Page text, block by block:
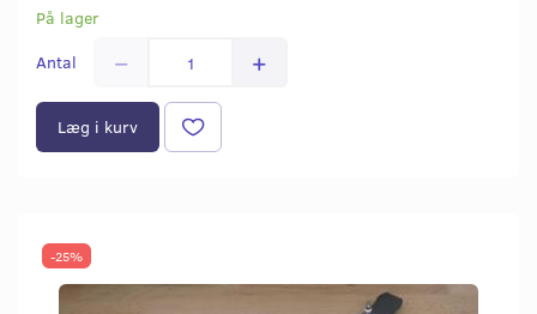
På lager
Antal
Læg i kurv
-25%